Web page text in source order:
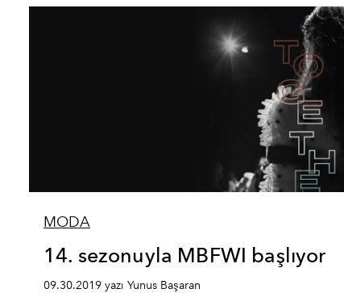
MODA
14. sezonuyla MBFWI başlıyor
09.30.2019 yazı Yunus Başaran